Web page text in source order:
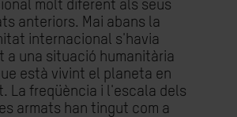
molt diferent als seus
anteriors. Mai abans la
internacional s'havia
a una situació humanitària
està vivint el planeta en
La freqüència i l'escala dels
armats han tingut com a